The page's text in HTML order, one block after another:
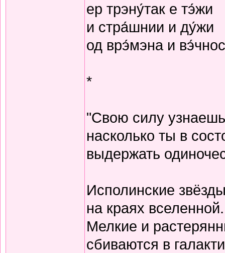
ер трэну́так е тэ́жи
и стра́шнии и ду́жи
од врэ́мэна и
*
"Свою силу
насколько ты в
выдержать
Исполинские
на краях вселенной.
Мелкие и
сбиваются в